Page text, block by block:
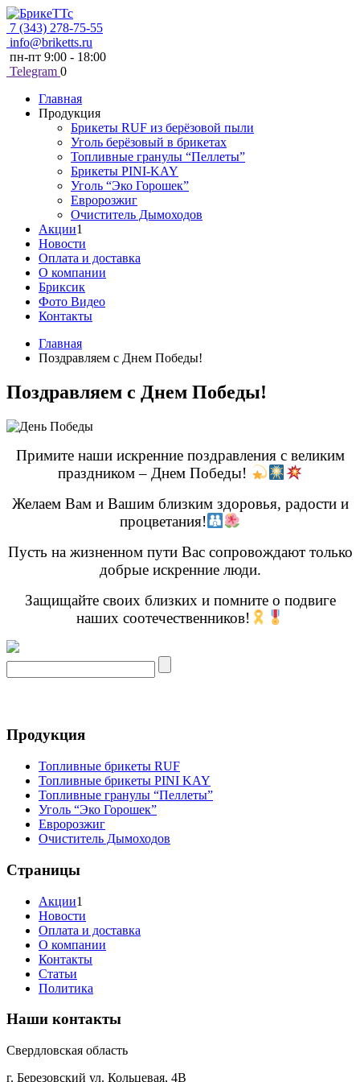
7 (343) 278-75-55
info@briketts.ru
пн-пт 9:00 - 18:00
Telegram 0
Главная
Продукция
Брикеты RUF из берёзовой пыли
Уголь берёзовый в брикетах
Топливные гранулы “Пеллеты”
Брикеты PINI-KAY
Уголь “Эко Горошек”
Евророзжиг
Очиститель Дымоходов
Акции1
Новости
Оплата и доставка
О компании
Бриксик
Фото Видео
Контакты
Главная
Поздравляем с Днем Победы!
Поздравляем с Днем Победы!
Примите наши искренние поздравления с великим
праздником – Днем Победы!
Желаем Вам и Вашим близким здоровья, радости и
процветания!
Пусть на жизненном пути Вас сопровождают только
добрые искренние люди.
Защищайте своих близких и помните о подвиге
наших соотечественников!
Продукция
Топливные брикеты RUF
Топливные брикеты PINI KAY
Топливные гранулы “Пеллеты”
Уголь “Эко Горошек”
Евророзжиг
Очиститель Дымоходов
Страницы
Акции1
Новости
Оплата и доставка
О компании
Контакты
Статьи
Политика
Наши контакты
Свердловская область
г. Березовский ул. Кольцевая, 4В